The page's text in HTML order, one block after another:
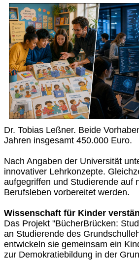
Dr. Tobias Leßner. Beide
Jahren insgesamt 450.000 Euro.
Nach Angaben der Universität
innovativer Lehrkonzepte.
aufgegriffen und Studierende auf
Berufsleben vorbereitet werden.
Wissenschaft für Kinder
Das Projekt "BücherBrücken:
an Studierende des
entwickeln sie gemeinsam ein
zur Demokratiebildung in der